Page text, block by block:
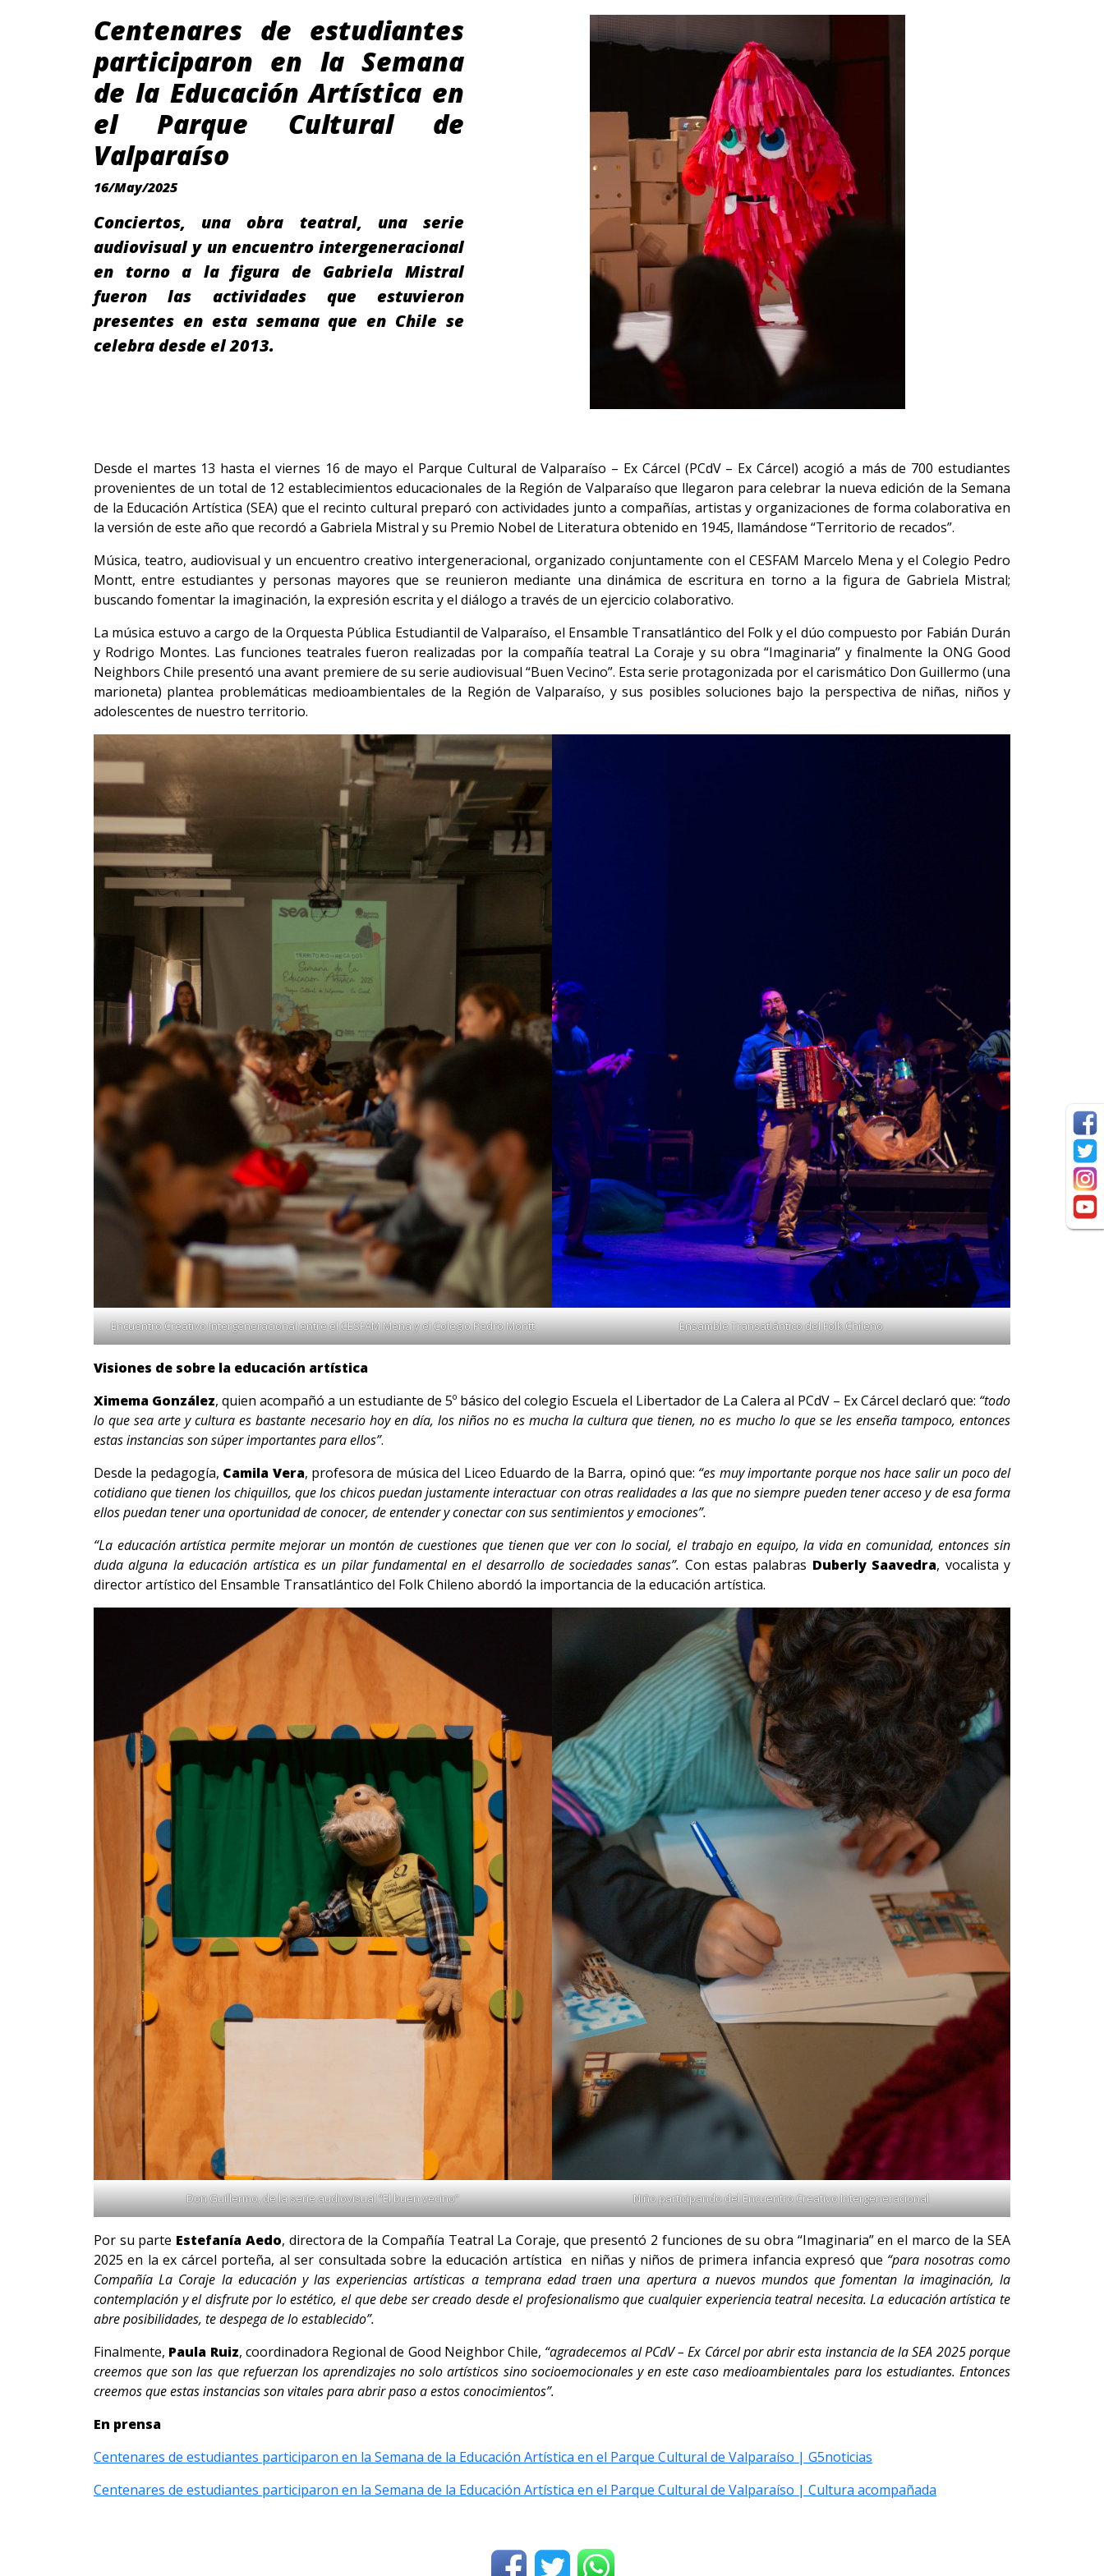
Centenares de estudiantes
participaron en la Semana
de la Educación Artística en
el Parque Cultural de
Valparaíso
16/May/2025
Conciertos, una obra teatral, una serie
audiovisual y un encuentro intergeneracional
en torno a la figura de Gabriela Mistral
fueron las actividades que estuvieron
presentes en esta semana que en Chile se
celebra desde el 2013.
Desde el martes 13 hasta el viernes 16 de mayo el Parque Cultural de Valparaíso – Ex Cárcel (PCdV – Ex Cárcel) acogió a más de 700 estudiantes
provenientes de un total de 12 establecimientos educacionales de la Región de Valparaíso que llegaron para celebrar la nueva edición de la Semana
de la Educación Artística (SEA) que el recinto cultural preparó con actividades junto a compañías, artistas y organizaciones de forma colaborativa en
la versión de este año que recordó a Gabriela Mistral y su Premio Nobel de Literatura obtenido en 1945, llamándose “Territorio de recados”.
Música, teatro, audiovisual y un encuentro creativo intergeneracional, organizado conjuntamente con el CESFAM Marcelo Mena y el Colegio Pedro
Montt, entre estudiantes y personas mayores que se reunieron mediante una dinámica de escritura en torno a la figura de Gabriela Mistral;
buscando fomentar la imaginación, la expresión escrita y el diálogo a través de un ejercicio colaborativo.
La música estuvo a cargo de la Orquesta Pública Estudiantil de Valparaíso, el Ensamble Transatlántico del Folk y el dúo compuesto por Fabián Durán
y Rodrigo Montes. Las funciones teatrales fueron realizadas por la compañía teatral La Coraje y su obra “Imaginaria” y finalmente la ONG Good
Neighbors Chile presentó una avant premiere de su serie audiovisual “Buen Vecino”. Esta serie protagonizada por el carismático Don Guillermo (una
marioneta) plantea problemáticas medioambientales de la Región de Valparaíso, y sus posibles soluciones bajo la perspectiva de niñas, niños y
adolescentes de nuestro territorio.
Encuentro Creativo Intergeneracional entre el CESFAM Mena y el Colegio Pedro Montt Ensamble Transatlántico del Folk Chileno
Visiones de sobre la educación artística
Ximema González, quien acompañó a un estudiante de 5º básico del colegio Escuela el Libertador de La Calera al PCdV – Ex Cárcel declaró que: “todo
lo que sea arte y cultura es bastante necesario hoy en día, los niños no es mucha la cultura que tienen, no es mucho lo que se les enseña tampoco, entonces
estas instancias son súper importantes para ellos”.
Desde la pedagogía, Camila Vera, profesora de música del Liceo Eduardo de la Barra, opinó que: “es muy importante porque nos hace salir un poco del
cotidiano que tienen los chiquillos, que los chicos puedan justamente interactuar con otras realidades a las que no siempre pueden tener acceso y de esa forma
ellos puedan tener una oportunidad de conocer, de entender y conectar con sus sentimientos y emociones”.
“La educación artística permite mejorar un montón de cuestiones que tienen que ver con lo social, el trabajo en equipo, la vida en comunidad, entonces sin
duda alguna la educación artística es un pilar fundamental en el desarrollo de sociedades sanas”. Con estas palabras Duberly Saavedra, vocalista y
director artístico del Ensamble Transatlántico del Folk Chileno abordó la importancia de la educación artística.
Don Guillermo, de la serie audiovisual “El buen vecino” Niño participando del Encuentro Creativo Intergeneracional
Por su parte Estefanía Aedo, directora de la Compañía Teatral La Coraje, que presentó 2 funciones de su obra “Imaginaria” en el marco de la SEA
2025 en la ex cárcel porteña, al ser consultada sobre la educación artística en niñas y niños de primera infancia expresó que “para nosotras como
Compañía La Coraje la educación y las experiencias artísticas a temprana edad traen una apertura a nuevos mundos que fomentan la imaginación, la
contemplación y el disfrute por lo estético, el que debe ser creado desde el profesionalismo que cualquier experiencia teatral necesita. La educación artística te
abre posibilidades, te despega de lo establecido”.
Finalmente, Paula Ruiz, coordinadora Regional de Good Neighbor Chile, “agradecemos al PCdV – Ex Cárcel por abrir esta instancia de la SEA 2025 porque
creemos que son las que refuerzan los aprendizajes no solo artísticos sino socioemocionales y en este caso medioambientales para los estudiantes. Entonces
creemos que estas instancias son vitales para abrir paso a estos conocimientos”.
En prensa
Centenares de estudiantes participaron en la Semana de la Educación Artística en el Parque Cultural de Valparaíso | G5noticias
Centenares de estudiantes participaron en la Semana de la Educación Artística en el Parque Cultural de Valparaíso | Cultura acompañada